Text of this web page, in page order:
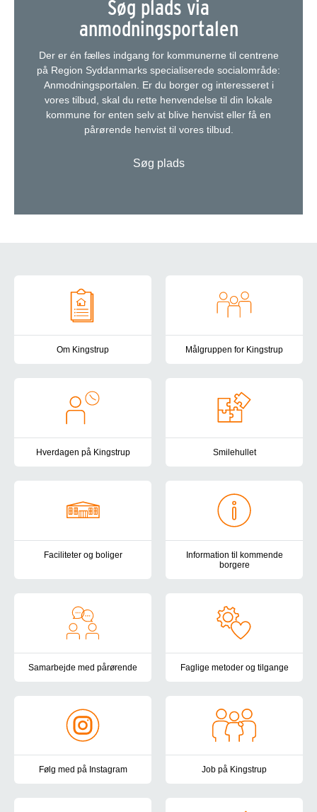
Søg plads via
anmodningsportalen
Der er én fælles indgang for kommunerne til centrene
på Region Syddanmarks specialiserede socialområde:
Anmodningsportalen. Er du borger og interesseret i
vores tilbud, skal du rette henvendelse til din lokale
kommune for enten selv at blive henvist eller få en
pårørende henvist til vores tilbud.
Søg plads
Om Kingstrup Målgruppen for Kingstrup
Hverdagen på Kingstrup Smilehullet
Faciliteter og boliger
Kingstrup ligger smukt lige mellem Gelsted og Ejby. På
Information til kommende
borgere
Samarbejde med pårørende Faglige metoder og tilgange
Følg med på Instagram Job på Kingstrup